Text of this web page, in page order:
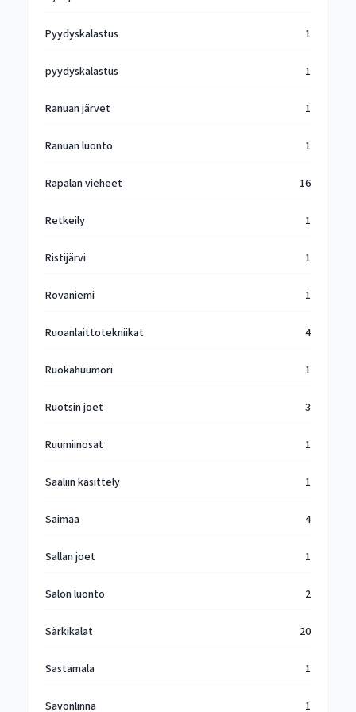
Pyydyskalastus 1
pyydyskalastus 1
Ranuan järvet 1
Ranuan luonto 1
Rapalan vieheet 16
Retkeily 1
Ristijärvi 1
Rovaniemi 1
Ruoanlaittotekniikat 4
Ruokahuumori 1
Ruotsin joet 3
Ruumiinosat 1
Saaliin käsittely 1
Saimaa 4
Sallan joet 1
Salon luonto 2
Särkikalat 20
Sastamala 1
Savonlinna 1